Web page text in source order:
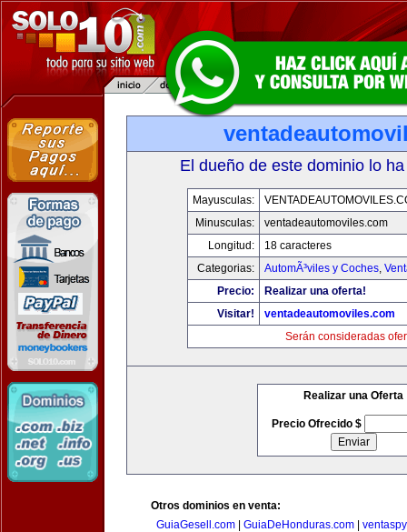
El dueño de este dominio lo
Mayusculas:
Minusculas:
ventadeautomoviles.com
Longitud:
18 caracteres
Categorias:
AutomÃ³viles y Coches,
Precio:
Realizar una oferta!
Visitar!
ventadeautomoviles.com
Serán consideradas
Realizar una Oferta
Precio Ofrecido $
Otros dominios en venta:
GuiaGesell.com| GuiaDeHonduras.com|